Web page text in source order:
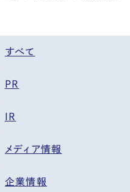
すべて
PR
IR
メディア情報
企業情報